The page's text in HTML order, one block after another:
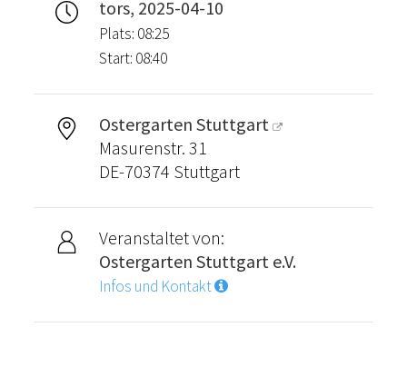
tors, 2025-04-10
Plats: 08:25
Start: 08:40
Ostergarten Stuttgart
Masurenstr. 31
DE-70374 Stuttgart
Veranstaltet von:
Ostergarten Stuttgart e.V.
Infos und Kontakt